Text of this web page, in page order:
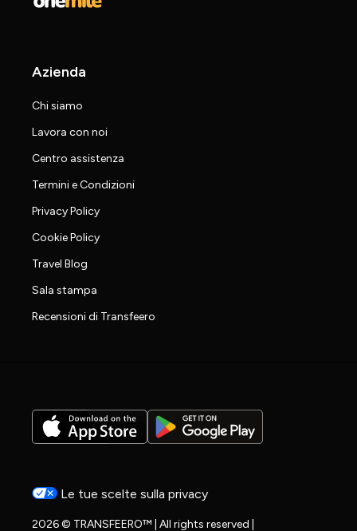
Azienda
Chi siamo
Lavora con noi
Centro assistenza
Termini e Condizioni
Privacy Policy
Cookie Policy
Travel Blog
Sala stampa
Recensioni di Transfeero
Le tue scelte sulla privacy
2026 © TRANSFEERO™ | All rights reserved |